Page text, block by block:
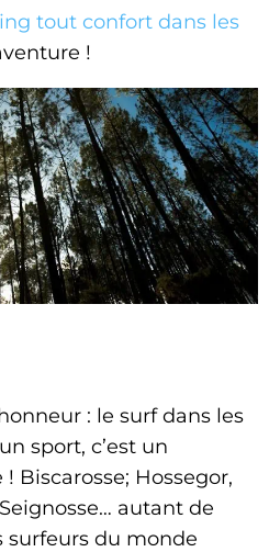
tout confort dans les
!
: le surf dans les
sport, c’est un
Biscarosse; Hossegor,
autant de
surfeurs du monde